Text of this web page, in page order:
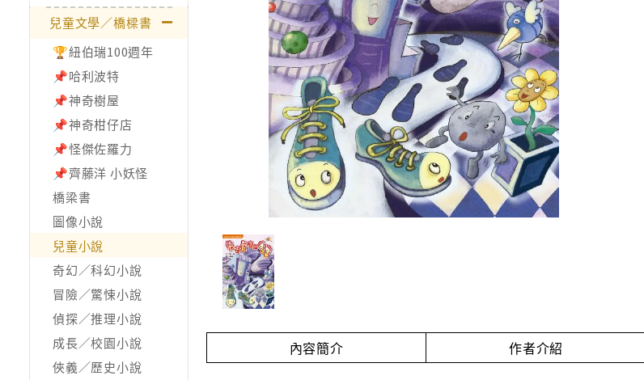
兒童文學／橋樑書
🏆紐伯瑞100週年
📌哈利波特
📌神奇樹屋
📌神奇柑仔店
📌怪傑佐羅力
📌齊藤洋 小妖怪
橋梁書
圖像小說
兒童小說
奇幻／科幻小說
冒險／驚悚小說
偵探／推理小說
成長／校園小說
俠義／歷史小說
內容簡介 作者介紹